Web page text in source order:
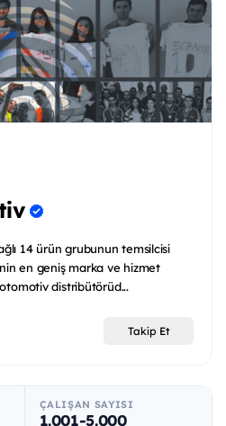
14 ürün grubunun temsilcisi
en geniş marka ve hizmet
distribütörüd...
Takip Et
ÇALIŞAN SAYISI
1.001-5.000